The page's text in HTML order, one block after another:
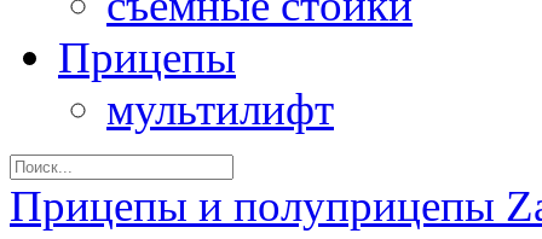
Прицепы
мультилифт
Прицепы и полуприцепы